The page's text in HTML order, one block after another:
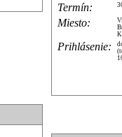
Termín:
Miesto:
Prihlásenie: